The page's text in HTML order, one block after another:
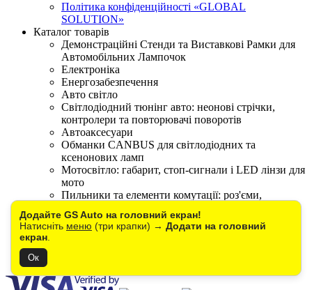
Додайте GS Auto на головний екран!
Натисніть меню (три крапки) → Додати на головний
екран
Ок
Політика конфіденційності «GLOBAL
SOLUTION»
Каталог товарів
Демонстраційні Стенди та Виставкові Рамки для
Автомобільних Лампочок
Електроніка
Енергозабезпечення
Авто світло
Світлодіодний тюнінг авто: неонові стрічки,
контролери та повторювачі поворотів
Автоаксесуари
Обманки CANBUS для світлодіодних та
ксенонових ламп
Мотосвітло: габарит, стоп-сигнали і LED лінзи для
мото
Пильники та елементи комутації: роз'єми,
Перехідники для LED та ксенонових ламп
Важелі підвіски